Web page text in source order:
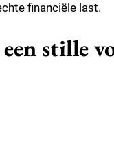
financiële last.
stille